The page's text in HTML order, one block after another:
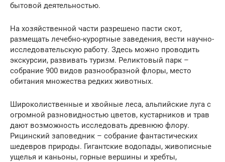
бытовой деятельностью.
На хозяйственной части разрешено пасти скот,
размещать лечебно-курортные заведения, вести научно-
исследовательскую работу. Здесь можно проводить
экскурсии, развивать туризм. Реликтовый парк –
собрание 900 видов разнообразной флоры, место
обитания множества редких животных.
Широколиственные и хвойные леса, альпийские луга с
огромной разновидностью цветов, кустарников и трав
дают возможность исследовать древнюю флору.
Рицинский заповедник – собрание фантастических
шедевров природы. Гигантские водопады, живописные
ущелья и каньоны, горные вершины и хребты,